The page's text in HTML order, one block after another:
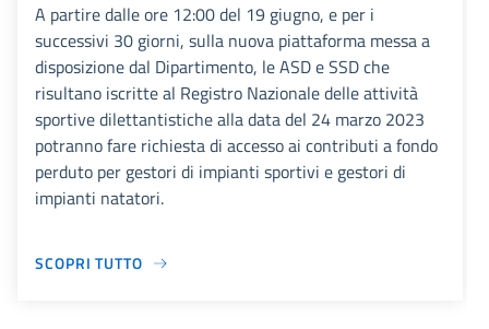
A partire dalle ore 12:00 del 19 giugno, e per i
successivi 30 giorni, sulla nuova piattaforma messa a
disposizione dal Dipartimento, le ASD e SSD che
risultano iscritte al Registro Nazionale delle attività
sportive dilettantistiche alla data del 24 marzo 2023
potranno fare richiesta di accesso ai contributi a fondo
perduto per gestori di impianti sportivi e gestori di
impianti natatori.
SCOPRI TUTTO